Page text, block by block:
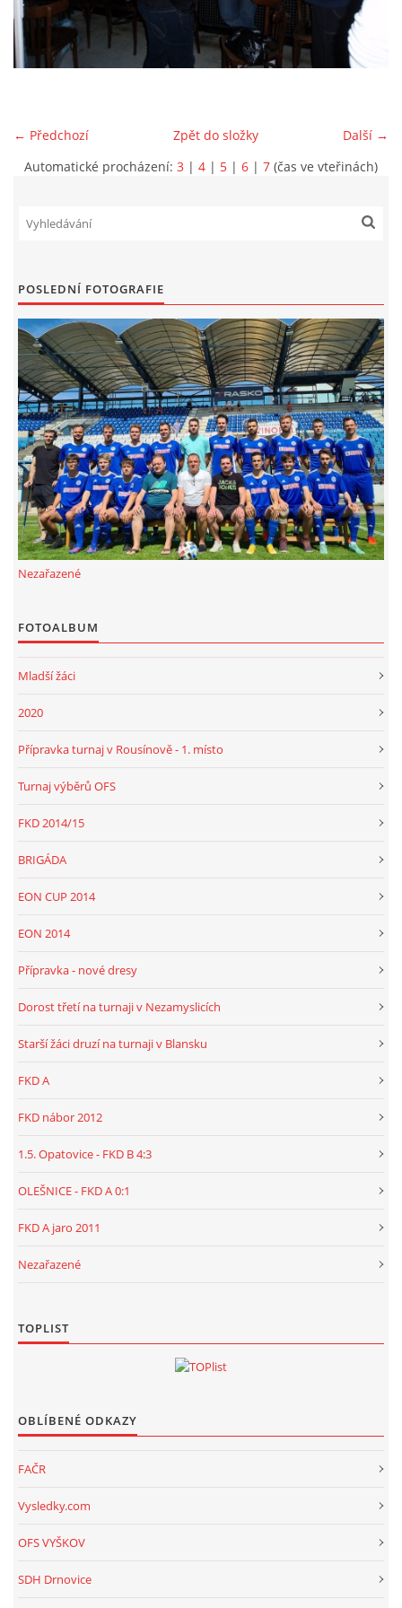
MLADŠÍ ŽÁCI
STARŠÍ PŘÍPRAVKA R 2012 + 2013
ARCHÍV
DOTACE
FKD, z.s.
Drnovice 704
68304 Drnovice
ičo 27005305
č.ú. 3227086359 / 0800
© 2026 eStránky.cz |RSS
← Předchozí Další →
Zpět do složky
Automatické procházení: 3 | 4 | 5 | 6 | 7 (čas ve vteřinách)
POSLEDNÍ FOTOGRAFIE
Nezařazené
FOTOALBUM
Mladší žáci
2020
Přípravka turnaj v Rousínově - 1. místo
Turnaj výběrů OFS
FKD 2014/15
BRIGÁDA
EON CUP 2014
EON 2014
Přípravka - nové dresy
Dorost třetí na turnaji v Nezamyslicích
Starší žáci druzí na turnaji v Blansku
FKD A
FKD nábor 2012
1.5. Opatovice - FKD B 4:3
OLEŠNICE - FKD A 0:1
FKD A jaro 2011
Nezařazené
TOPLIST
OBLÍBENÉ ODKAZY
FAČR
Vysledky.com
OFS VYŠKOV
SDH Drnovice